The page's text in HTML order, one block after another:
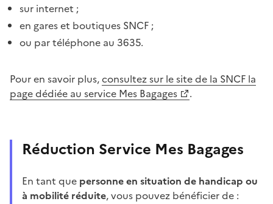
sur internet ;
en gares et boutiques SNCF ;
ou par téléphone au 3635.
Pour en savoir plus,consultez sur le site de la SNCF la
page dédiée au service Mes Bagages
.
Réduction Service Mes Bagages
En tant que personne en situation de handicap ou
à mobilité réduite, vous pouvez bénéficier de :